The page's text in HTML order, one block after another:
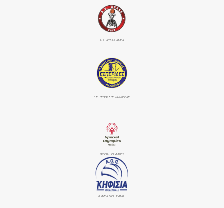
Α.Σ. ΑΤΛΑΣ ΑΜΕΑ
Γ.Σ. ΕΣΠΕΡΙΔΕΣ ΚΑΛΛΙΘΕΑΣ
SPECIAL OLYMPICS
ΚΗΦΙΣΙΆ VOLLEYBALL